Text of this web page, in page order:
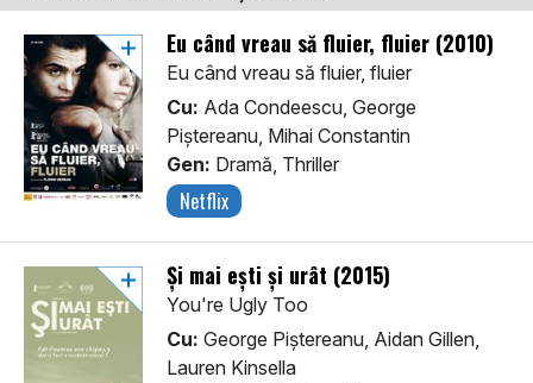
Eu când vreau să fluier, fluier (2010)
Eu când vreau să fluier, fluier
Cu: Ada Condeescu, George
Piștereanu, Mihai Constantin
Gen: Dramă, Thriller
Netflix
Şi mai eşti şi urât (2015)
You're Ugly Too
Cu: George Piștereanu, Aidan Gillen,
Lauren Kinsella